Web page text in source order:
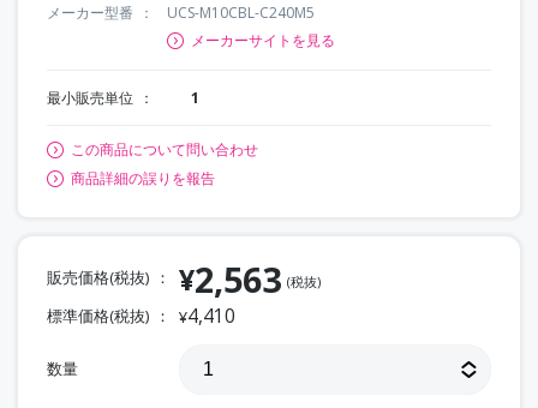
メーカー型番
UCS-M10CBL-C240M5
メーカーサイトを見る
最小販売単位 1
この商品について問い合わせ
商品詳細の誤りを報告
販売価格(税抜) ¥2,563 (税抜)
標準価格(税抜) ¥4,410
数量